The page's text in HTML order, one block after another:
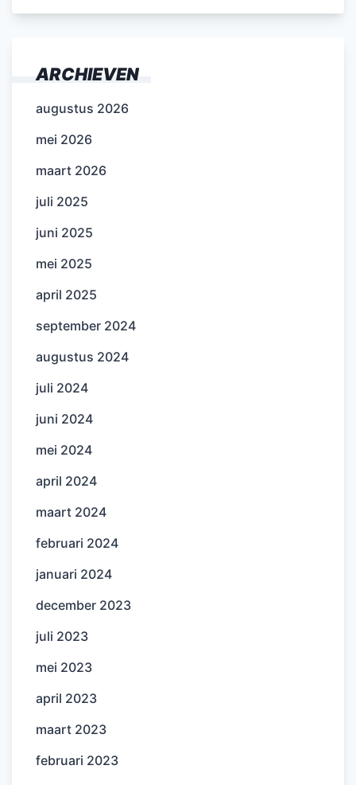
ARCHIEVEN
augustus 2026
mei 2026
maart 2026
juli 2025
juni 2025
mei 2025
april 2025
september 2024
augustus 2024
juli 2024
juni 2024
mei 2024
april 2024
maart 2024
februari 2024
januari 2024
december 2023
juli 2023
mei 2023
april 2023
maart 2023
februari 2023